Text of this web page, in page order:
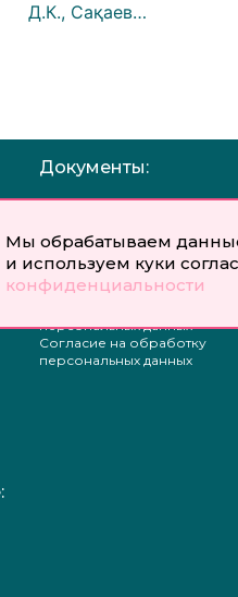
Мы обрабатываем
и используем куки
конфиденциальности
Д.К., Сақаев…
Документы:
Отзыв согласия на
Пользовательское
соглашение
Политика
конфиденциальности
персональных данных
Согласие на обработку
персональных данных